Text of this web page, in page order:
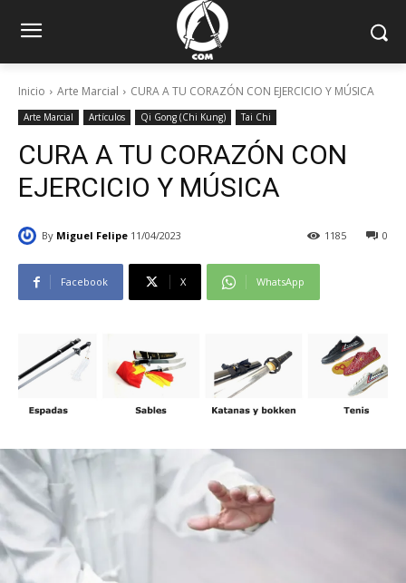
Inicio Arte Marcial CURA A TU CORAZÓN CON EJERCICIO Y MÚSICA
Arte Marcial Artículos Qi Gong (Chi Kung) Tai Chi
CURA A TU CORAZÓN CON
EJERCICIO Y MÚSICA
By Miguel Felipe 11/04/2023 0
1185
Facebook X WhatsApp